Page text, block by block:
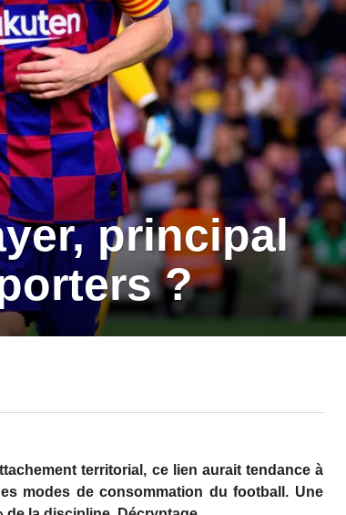
principal
?
territorial, ce lien aurait tendance à
modes de consommation du football. Une